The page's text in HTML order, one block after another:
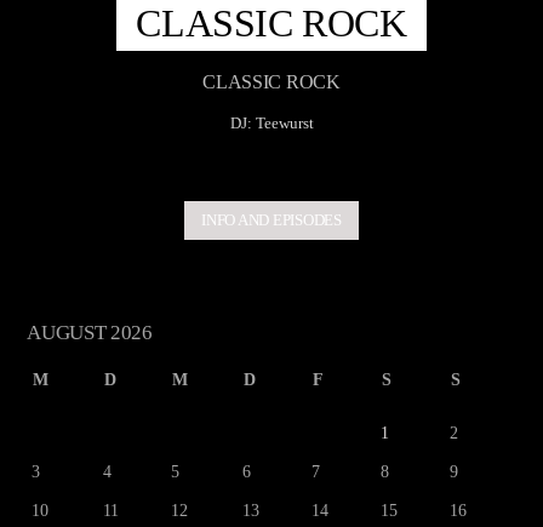
CLASSIC ROCK
CLASSIC ROCK
DJ: Teewurst
INFO AND EPISODES
AUGUST 2026
M D M D F S S
1 2
3 4 5 6 7 8 9
10 11 12 13 14 15 16